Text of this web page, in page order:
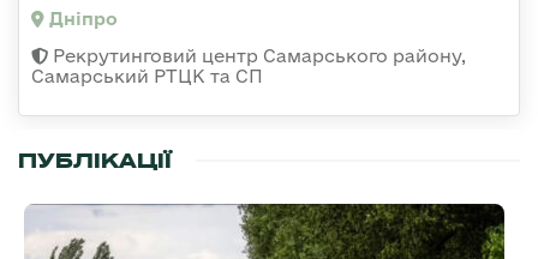
Дніпро
Рекрутинговий центр Самарського району,
Самарський РТЦК та СП
ПУБЛІКАЦІЇ